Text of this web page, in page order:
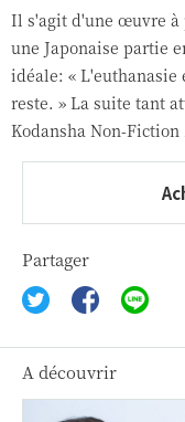
Il s'agit d'une œuvre à
une Japonaise partie
idéale: «
reste. » La suite tant
Kodansha Non-Fiction
Partager
A découvrir